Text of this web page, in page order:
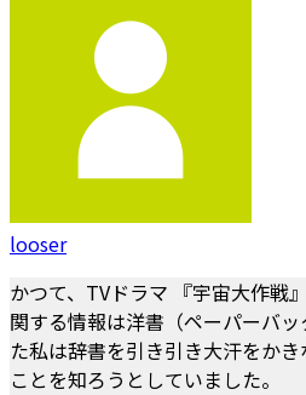
looser
かつて、TVドラマ 『宇宙大作戦
関する情報は洋書（ペーパーバ
た私は辞書を引き引き大汗をか
ことを知ろうとしていました。